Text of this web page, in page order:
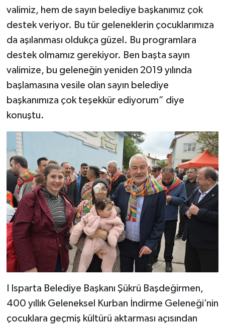
valimiz, hem de sayın belediye başkanımız çok
destek veriyor. Bu tür geleneklerin çocuklarımıza
da aşılanması oldukça güzel. Bu programlara
destek olmamız gerekiyor. Ben başta sayın
valimize, bu geleneğin yeniden 2019 yılında
başlamasına vesile olan sayın belediye
başkanımıza çok teşekkür ediyorum” diye
konuştu.
I Isparta Belediye Başkanı Şükrü Başdeğirmen,
400 yıllık Geleneksel Kurban İndirme Geleneği’nin
çocuklara geçmiş kültürü aktarması açısından